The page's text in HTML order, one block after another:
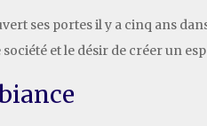
ses portes il y a cinq ans
et le désir de créer un